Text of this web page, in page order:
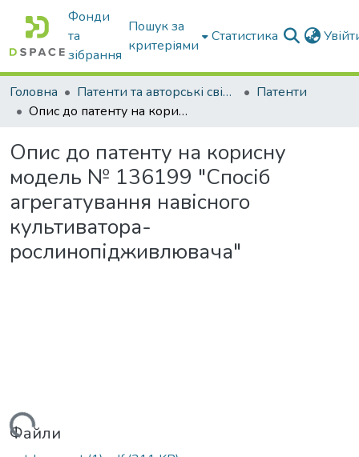
Фонди
та
зібрання
Пошук за
критеріями
Статистика
Головна Патенти та авторські свідоцтва
Патенти
Опис до патенту на корисну модель № 136199 "Спосіб агрегатування навісного культиватора-рослинопідживлювача"
Опис до патенту на корисну
модель № 136199 "Спосіб
агрегатування навісного
культиватора-
рослинопідживлювача"
Файли